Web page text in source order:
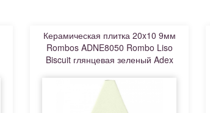
Керамическая плитка 20x10 9мм
Rombos ADNE8050 Rombo Liso
Biscuit глянцевая зеленый Adex